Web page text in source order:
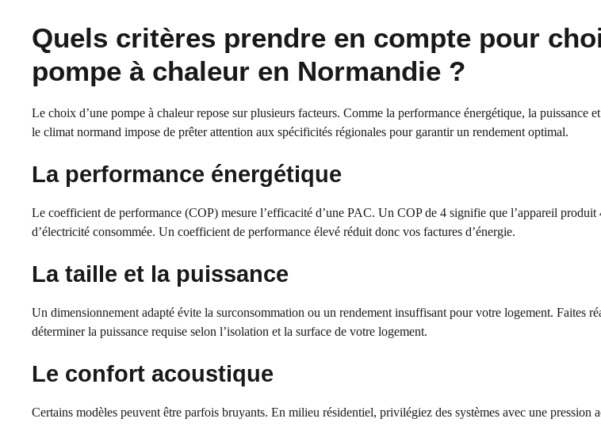
Quels critères prendre en compte pour
pompe à chaleur en Normandie ?
Le choix d’une pompe à chaleur repose sur plusieurs facteurs. Comme la performance énergétique, la puissance
le climat normand impose de prêter attention aux spécificités régionales pour garantir un rendement optimal.
La performance énergétique
Le coefficient de performance (COP) mesure l’efficacité d’une PAC. Un COP de 4 signifie que l’appareil
d’électricité consommée. Un coefficient de performance élevé réduit donc vos factures d’énergie.
La taille et la puissance
Un dimensionnement adapté évite la surconsommation ou un rendement insuffisant pour votre logement. Faites
déterminer la puissance requise selon l’isolation et la surface de votre logement.
Le confort acoustique
Certains modèles peuvent être parfois bruyants. En milieu résidentiel, privilégiez des systèmes avec une pression